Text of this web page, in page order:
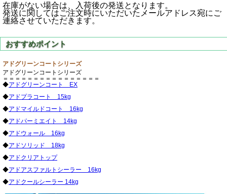
在庫がない場合は、入荷後の発送となります。
発送に関してはご注文時にいただいたメールアドレス宛にご
連絡させていただきます。
アドグリーンコートシリーズ
アドグリーンコートシリーズ
＝＝＝＝＝＝＝＝＝＝＝＝＝＝＝＝
◆アドグリーンコート EX
◆アドプラコート 15kg
◆アドマイルドコート 16kg
◆アドパーミエイト 14kg
◆アドウォール 16kg
◆アドソリッド 18kg
◆アドクリアトップ
◆アドアスファルトシーラー 16kg
◆アドクールシーラー 14kg